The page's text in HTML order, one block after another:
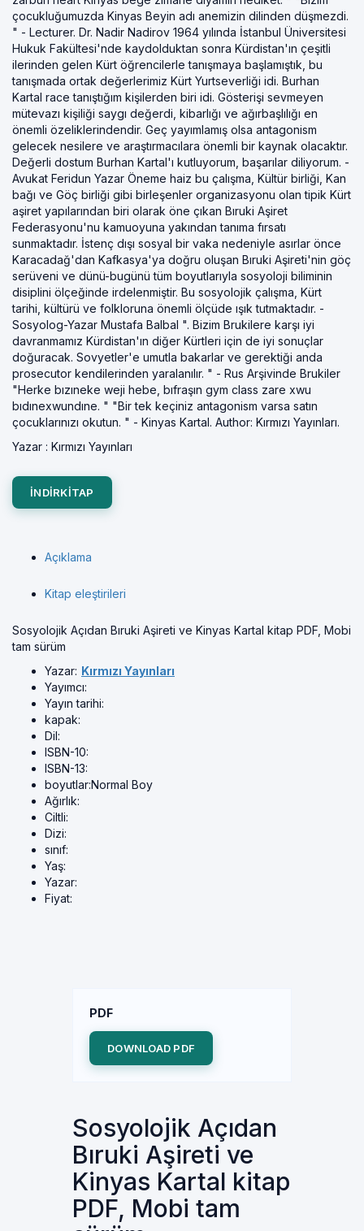
çocukluğumuzda Kinyas Beyin adı anemizin dilinden düşmezdi.
" - Lecturer. Dr. Nadir Nadirov 1964 yılında İstanbul Üniversitesi
Hukuk Fakültesi'nde kaydolduktan sonra Kürdistan'ın çeşitli
ilerinden gelen Kürt öğrencilerle tanışmaya başlamıştık, bu
tanışmada ortak değerlerimiz Kürt Yurtseverliği idi. Burhan
Kartal race tanıştığım kişilerden biri idi. Gösterişi sevmeyen
mütevazı kişiliği saygı değerdi, kibarlığı ve ağırbaşlılığı en
önemli özeliklerindendir. Geç yayımlamış olsa antagonism
gelecek nesilere ve araştırmacılara önemli bir kaynak olacaktır.
Değerli dostum Burhan Kartal'ı kutluyorum, başarılar diliyorum. -
Avukat Feridun Yazar Öneme haiz bu çalışma, Kültür birliği, Kan
bağı ve Göç birliği gibi birleşenler organizasyonu olan tipik Kürt
aşiret yapılarından biri olarak öne çıkan Bıruki Aşiret
Federasyonu'nu kamuoyuna yakından tanıma fırsatı
sunmaktadır. İstenç dışı sosyal bir vaka nedeniyle asırlar önce
Karacadağ'dan Kafkasya'ya doğru oluşan Bıruki Aşireti'nin göç
serüveni ve dünü-bugünü tüm boyutlarıyla sosyoloji biliminin
disiplini ölçeğinde irdelenmiştir. Bu sosyolojik çalışma, Kürt
tarihi, kültürü ve folkloruna önemli ölçüde ışık tutmaktadır. -
Sosyolog-Yazar Mustafa Balbal ". Bizim Brukilere karşı iyi
davranmamız Kürdistan'ın diğer Kürtleri için de iyi sonuçlar
doğuracak. Sovyetler'e umutla bakarlar ve gerektiği anda
prosecutor kendilerinden yaralanılır. " - Rus Arşivinde Brukiler
"Herke bızıneke weji hebe, bıfraşın gym class zare xwu
bıdınexwundıne. " "Bir tek keçiniz antagonism varsa satın
çocuklarınızı okutun. " - Kinyas Kartal. Author: Kırmızı Yayınları.
Yazar : Kırmızı Yayınları
INDIRKITAP
Açıklama
Kitap eleştirileri
Sosyolojik Açıdan Bıruki Aşireti ve Kinyas Kartal kitap PDF, Mobi
tam sürüm
Yazar: Kırmızı Yayınları
Yayımcı:
Yayın tarihi:
kapak:
Dil:
ISBN-10:
ISBN-13:
boyutlar:Normal Boy
Ağırlık:
Ciltli:
Dizi:
sınıf:
Yaş:
Yazar:
Fiyat:
PDF
DOWNLOAD PDF
Sosyolojik Açıdan
Bıruki Aşireti ve
Kinyas Kartal kitap
PDF, Mobi tam